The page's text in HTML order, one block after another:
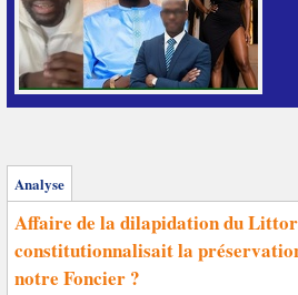
Analyse
Affaire de la dilapidation du
constitutionnalisait la
notre Foncier ?